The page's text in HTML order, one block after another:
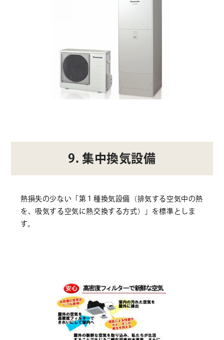
9. 集中換気設備
熱損失の少ない「第１種換気設備（排気する空気中の熱
を、吸気する空気に熱交換する方式）」を標準としま
す。